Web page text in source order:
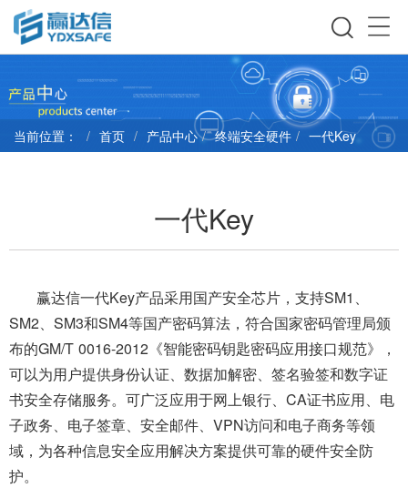
当前位置： 首页 产品中心 终端安全硬件 一代Key
一代Key
赢达信一代Key产品采用国产安全芯片，支持SM1、
SM2、SM3和SM4等国产密码算法，符合国家密码管理局颁
布的GM/T 0016-2012《智能密码钥匙密码应用接口规范》，
可以为用户提供身份认证、数据加解密、签名验签和数字证
书安全存储服务。可广泛应用于网上银行、CA证书应用、电
子政务、电子签章、安全邮件、VPN访问和电子商务等领
域，为各种信息安全应用解决方案提供可靠的硬件安全防
护。